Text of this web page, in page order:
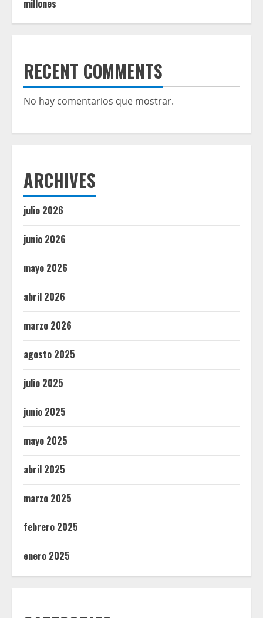
millones
RECENT COMMENTS
No hay comentarios que mostrar.
ARCHIVES
julio 2026
junio 2026
mayo 2026
abril 2026
marzo 2026
agosto 2025
julio 2025
junio 2025
mayo 2025
abril 2025
marzo 2025
febrero 2025
enero 2025